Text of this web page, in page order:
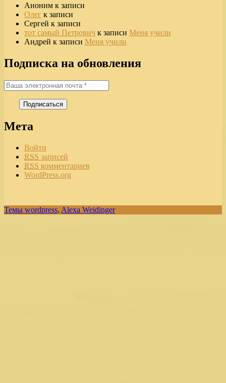
Аноним к записи
Олег к записи
Сергей к записи
тот самый Петрович к записи Меня учили
Андрей к записи Меня учили
Подписка на обновления
Мета
Войти
RSS записей
RSS комментариев
WordPress.org
Темы wordpress, Alexa Weidinger